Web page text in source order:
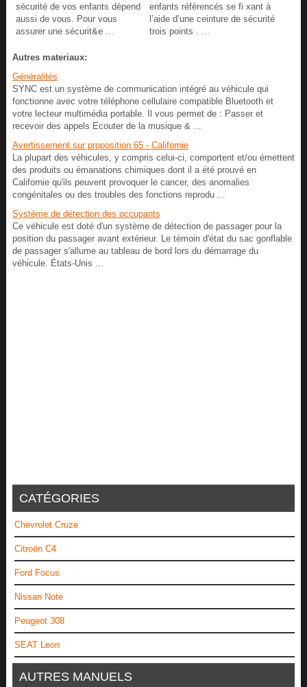
sécurité de vos enfants dépend
aussi de vous. Pour vous
assurer une sécurit&e ...
enfants référencés se fi xant à
l’aide d’une ceinture de sécurité
trois points . ...
Autres materiaux:
Généralités
SYNC est un système de communication intégré au véhicule qui
fonctionne avec votre téléphone cellulaire compatible Bluetooth et
votre lecteur multimédia portable. Il vous permet de : Passer et
recevoir des appels Ecouter de la musique & ...
Avertissement sur proposition 65 - Californie
La plupart des véhicules, y compris celui-ci, comportent et/ou émettent
des produits ou émanations chimiques dont il a été prouvé en
Californie qu'ils peuvent provoquer le cancer, des anomalies
congénitales ou des troubles des fonctions reprodu ...
Système de détection des occupants
Ce véhicule est doté d'un système de détection de passager pour la
position du passager avant extérieur. Le témoin d'état du sac gonflable
de passager s'allume au tableau de bord lors du démarrage du
véhicule. États-Unis ...
CATÉGORIES
Chevrolet Cruze
Citroën C4
Ford Focus
Nissan Note
Peugeot 308
SEAT Leon
AUTRES MANUELS